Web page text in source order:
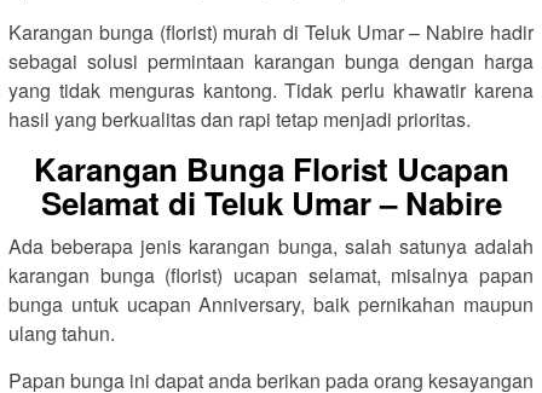
Karangan bunga (florist) murah di Teluk Umar – Nabire hadir
sebagai solusi permintaan karangan bunga dengan harga
yang tidak menguras kantong. Tidak perlu khawatir karena
hasil yang berkualitas dan rapi tetap menjadi prioritas.
Karangan Bunga Florist Ucapan
Selamat di Teluk Umar – Nabire
Ada beberapa jenis karangan bunga, salah satunya adalah
karangan bunga (florist) ucapan selamat, misalnya papan
bunga untuk ucapan Anniversary, baik pernikahan maupun
ulang tahun.
Papan bunga ini dapat anda berikan pada orang kesayangan